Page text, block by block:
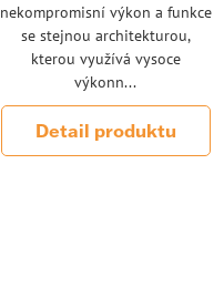
nekompromisní výkon a funkce
se stejnou architekturou,
kterou využívá vysoce
výkonn...
Detail produktu